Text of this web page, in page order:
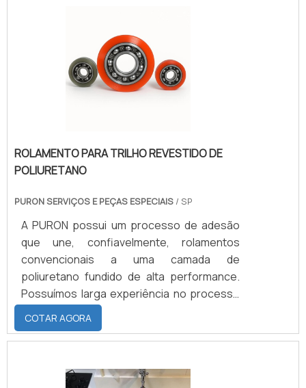
primeiro lugar, vale destacar que, ao
justamente ser composto por aço
inoxidável, esse tipo de guarda corpo se
apresenta como absolutam.
ROLAMENTO PARA TRILHO REVESTIDO DE
POLIURETANO
PURON SERVIÇOS E PEÇAS ESPECIAIS / SP
A PURON possui um processo de adesão
que une, confiavelmente, rolamentos
convencionais a uma camada de
poliuretano fundido de alta performance.
Possuímos larga experiência no processo
e já possuímos ferramental para os mais
diversos tipos de rolamentos.
COTAR AGORA